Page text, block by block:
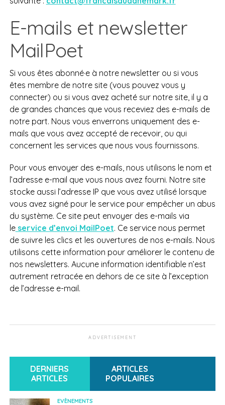
E-mails et newsletter
MailPoet
Si vous êtes abonné·e à notre newsletter ou si vous
êtes membre de notre site (vous pouvez vous y
connecter) ou si vous avez acheté sur notre site, il y a
de grandes chances que vous receviez des e-mails de
notre part. Nous vous enverrons uniquement des e-
mails que vous avez accepté de recevoir, ou qui
concernent les services que nous vous fournissons.
Pour vous envoyer des e-mails, nous utilisons le nom et
l’adresse e-mail que vous nous avez fourni. Notre site
stocke aussi l’adresse IP que vous avez utilisé lorsque
vous avez signé pour le service pour empêcher un abus
du système. Ce site peut envoyer des e-mails via
leservice d’envoi MailPoet. Ce service nous permet
de suivre les clics et les ouvertures de nos e-mails. Nous
utilisons cette information pour améliorer le contenu de
nos newsletters. Aucune information identifiable n’est
autrement retracée en dehors de ce site à l’exception
de l’adresse e-mail.
ADVERTISEMENT
DERNIERS
ARTICLES
ARTICLES
POPULAIRES
EVÈNEMENTS